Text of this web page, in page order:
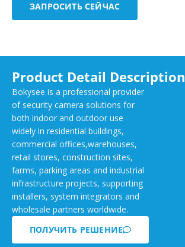
ЗАПРОСИТЬ СЕЙЧАС
Product Detail Description
Bokysee is a professional provider
of security camera solutions for
both indoor and outdoor use
widely in residential buildings,
commercial offices,warehouses,
retail stores, construction sites,
farms, parking areas and industrial
infrastructure projects, supporting
installers, system integrators and
wholesale partners worldwide.
ПОЛУЧИТЬ РЕШЕНИЕ